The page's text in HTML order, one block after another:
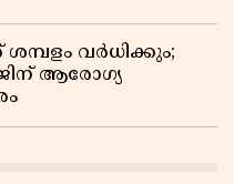
വർധിക്കും;
ആരോഗ്യ